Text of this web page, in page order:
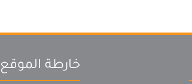
خارطة الموقع